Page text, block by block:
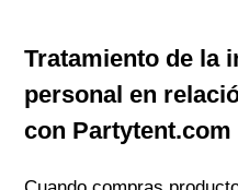
Tratamiento de la
personal en
con Partytent.com